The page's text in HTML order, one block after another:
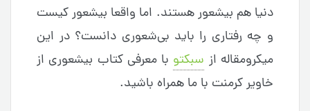
دنیا هم بیشعور هستند. اما واقعا بیشعور کیست
و چه رفتاری را باید بی‌شعوری دانست؟ در این
میکرومقاله از سبکتو با معرفی کتاب بیشعوری از
خاویر کرمنت با ما همراه باشید.